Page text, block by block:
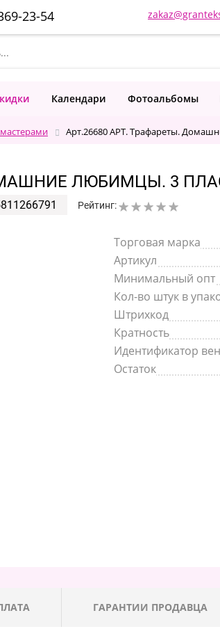
23-54
Календари Фотоальбомы
Арт.26680 АРТ. Трафареты.
ЛЮБИМЦЫ. 3
Рейтинг:
Торговая марка
Артикул
Минимальный опт
Кол-во штук в
Штрихкод
Кратность
Идентификатор
Остаток
ГАРАНТИИ ПРОДАВЦА